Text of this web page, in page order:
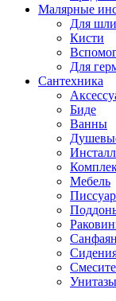
Малярные
Для
Кисти
Для
Сантехника
Биде
Ванны
Мебель
Унитазы